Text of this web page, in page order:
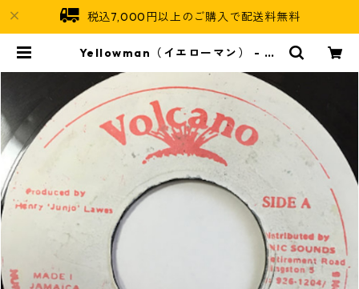
税込7,000円以上のご購入で配送料無料
Yellowman（イエローマン） - Zu
【7'】 | Jamaican Soul